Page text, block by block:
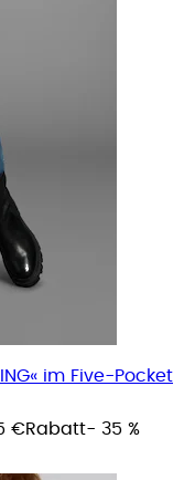
im Five-Pocket
€Rabatt- 35 %